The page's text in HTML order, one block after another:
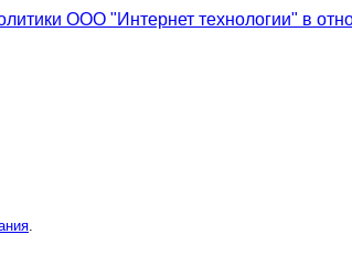
ООО "Интернет технологии" в
.